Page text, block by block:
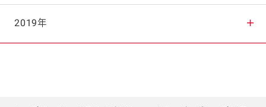
2025年7月
2024年8月
2023年9月
2022年10月
2021年11月
2020年12月
2019年